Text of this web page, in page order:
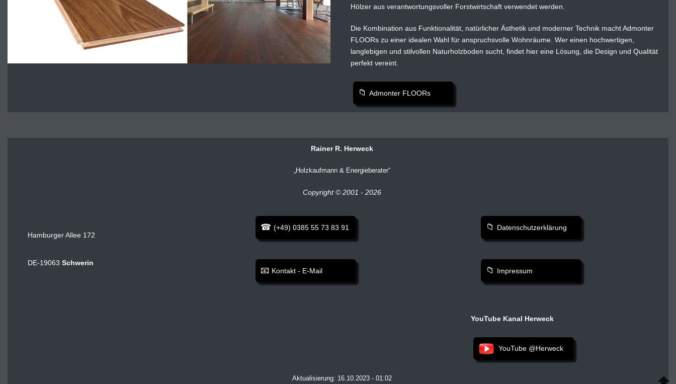
Hölzer aus verantwortungsvoller Forstwirtschaft verwendet werden.
Die Kombination aus Funktionalität, natürlicher Ästhetik und moderner Technik macht Admonter
FLOORs zu einer idealen Wahl für anspruchsvolle Wohnräume. Wer einen hochwertigen,
langlebigen und stilvollen Naturholzboden sucht, findet hier eine Lösung, die Design und Qualität
perfekt vereint.
Admonter FLOORs
Rainer R. Herweck
Holzkaufmann & Energieberater
Copyright © 2001 - 2026
Hamburger Allee 172
DE-19063 Schwerin
(+49) 0385 55 73 83 91
Kontakt - E-Mail
Datenschutzerklärung
Impressum
YouTube Kanal Herweck
YouTube @Herweck
Aktualisierung: 16.10.2023 - 01:02